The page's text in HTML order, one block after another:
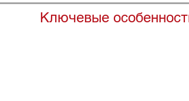
Ключевые